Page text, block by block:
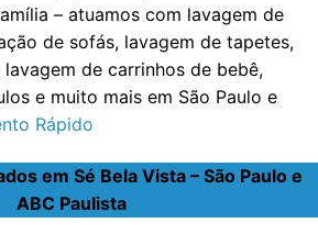
– atuamos com lavagem de
de sofás, lavagem de tapetes,
de carrinhos de bebê,
e muito mais em São Paulo e
Rápido
em Sé Bela Vista – São Paulo e
ABC Paulista